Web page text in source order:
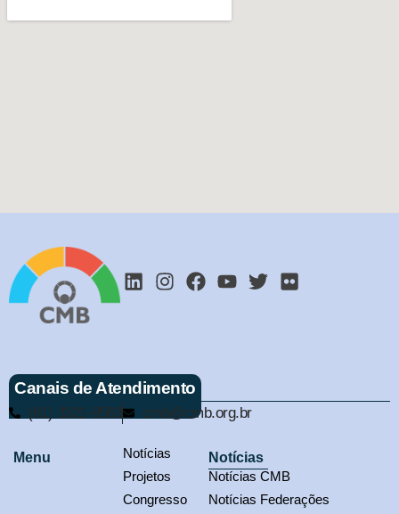
Canais de Atendimento
(61) 3321-9563 cmb@cmb.org.br
Menu
Notícias
Projetos
Congresso
Notícias
Notícias CMB
Notícias Federações